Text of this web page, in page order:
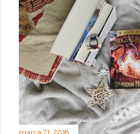
marca 21, 2018